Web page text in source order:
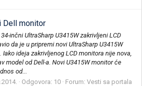
Dell monitor
inčni UltraSharp U3415W zakrivljeni LCD
da je u pripremi novi UltraSharp U3415W
ideja zakrivljenog LCD monitora nije nova,
model od Dell-a. Novi U3415W monitor će
od...
Odgovora: 10 Forum: Vesti sa portala